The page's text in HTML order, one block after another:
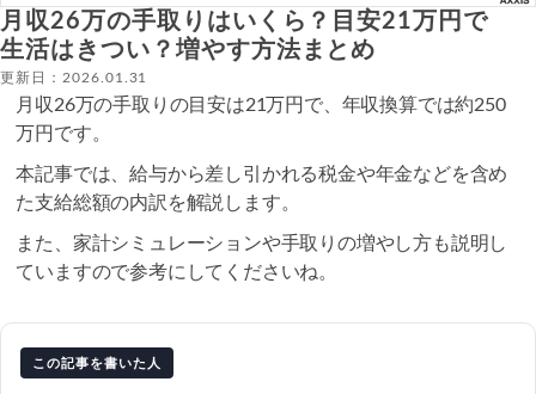
月収26万の手取りはいくら？目安21万円で
生活はきつい？増やす方法まとめ
更新日：2026.01.31
月収26万の手取りの目安は21万円で、年収換算では約250
万円です。
本記事では、給与から差し引かれる税金や年金などを含め
た支給総額の内訳を解説します。
また、家計シミュレーションや手取りの増やし方も説明し
ていますので参考にしてくださいね。
この記事を書いた人